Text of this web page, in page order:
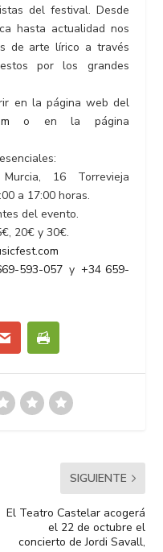
del festival. Desde
hasta actualidad nos
de arte lírico a través
por los grandes
en la página web del
o en la página
16 Torrevieja
a 17:00 horas.
del evento.
20€ y 30€.
593-057y+34 659-
SIGUIENTE
El Teatro Castelar acogerá
el 22 de octubre el
concierto de Jordi Savall,